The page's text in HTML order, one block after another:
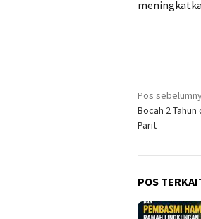
pos
Pos
Bocah 2
Parit
POS